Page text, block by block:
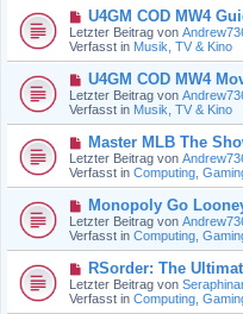
a
g
B
e
i
t
a
g
N
e
u
e
B
e
i
t
a
g
U4GM COD MW4
Letzter Beitrag von
Verfasst in Musik, TV & Kino
N
e
u
e
B
e
i
t
a
g
U4GM COD MW4
Letzter Beitrag von
Verfasst in Musik, TV & Kino
N
e
u
e
B
e
i
t
a
g
Master MLB The
Letzter Beitrag von
Verfasst in Computing,
N
e
u
e
B
e
i
Monopoly Go
Letzter Beitrag von
Verfasst in Computing,
N
e
u
e
RSorder: The
Letzter Beitrag von
Verfasst in Computing,